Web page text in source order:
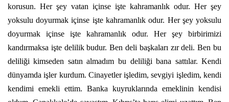
korusun. Her şey vatan içinse işte kahramanlık odur. Her şey
yoksulu doyurmak içinse işte kahramanlık odur. Her şey yoksulu
doyurmak içinse işte kahramanlık odur. Her şey birbirimizi
kandırmaksa işte delilik budur. Ben deli başkaları zır deli. Ben bu
deliliği kimseden satın almadım bu deliliği bana sattılar. Kendi
dünyamda işler kurdum. Cinayetler işledim, sevgiyi işledim, kendi
kendimi emekli ettim. Banka kuyruklarında emeklinin kendisi